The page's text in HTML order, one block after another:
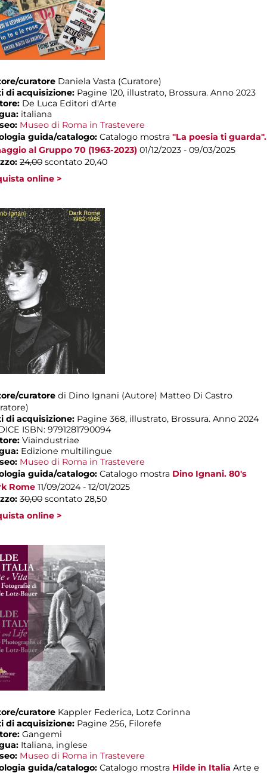
curatore Daniela Vasta (Curatore)
di acquisizione: Pagine 120, illustrato, Brossura. Anno 2023
De Luca Editori d'Arte
italiana
Museo di Roma in Trastevere
guida/catalogo: Catalogo mostra "La poesia ti guarda".
al Gruppo 70 (1963-2023) 01/12/2023 - 09/03/2025
24,00 scontato 20,40
online >
curatore di Dino Ignani (Autore) Matteo Di Castro
di acquisizione: Pagine 368, illustrato, Brossura. Anno 2024
ISBN: 9791281790094
Viaindustriae
Edizione multilingue
Museo di Roma in Trastevere
guida/catalogo: Catalogo mostra Dino Ignani. 80's
Rome 11/09/2024 - 12/01/2025
30,00 scontato 28,50
online >
curatore Kappler Federica, Lotz Corinna
di acquisizione: Pagine 256, Filorefe
Gangemi
Italiana, inglese
Museo di Roma in Trastevere
guida/catalogo: Catalogo mostra Hilde in Italia Arte e